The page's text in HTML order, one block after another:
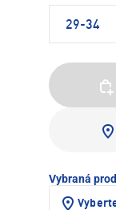
29-34
Vybraná